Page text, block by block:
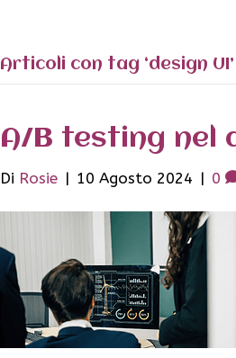
Articoli con tag ‘design UI’
A/B testing nel
Di Rosie | 10 Agosto 2024 | 0